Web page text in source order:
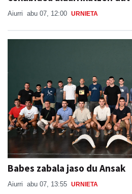
Aiurri abu 07, 12:00 URNIETA
Babes zabala jaso du Ansak
Aiurri abu 07, 13:55 URNIETA